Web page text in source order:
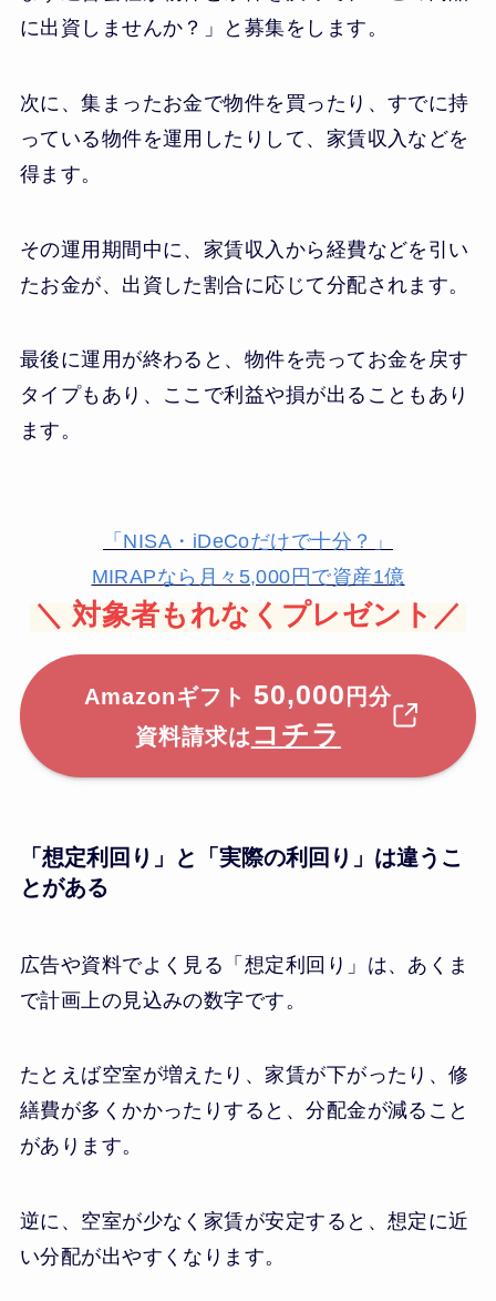
に出資しませんか？」と募集をします。
次に、集まったお金で物件を買ったり、すでに持
っている物件を運用したりして、家賃収入などを
得ます。
その運用期間中に、家賃収入から経費などを引い
たお金が、出資した割合に応じて分配されます。
最後に運用が終わると、物件を売ってお金を戻す
タイプもあり、ここで利益や損が出ることもあり
ます。
「NISA・iDeCoだけで十分？」
MIRAPなら月々5,000円で資産1億
＼ 対象者もれなくプレゼント／
Amazonギフト 50,000 円分
資料請求は コチラ
「想定利回り」と「実際の利回り」は違うこ
とがある
広告や資料でよく見る「想定利回り」は、あくま
で計画上の見込みの数字です。
たとえば空室が増えたり、家賃が下がったり、修
繕費が多くかかったりすると、分配金が減ること
があります。
逆に、空室が少なく家賃が安定すると、想定に近
い分配が出やすくなります。